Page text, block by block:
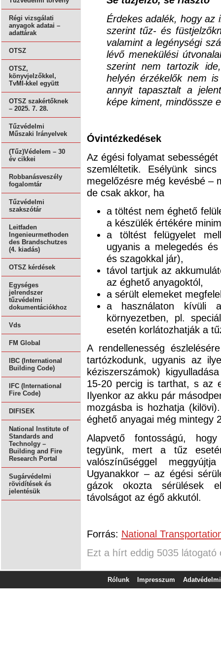
Régi vizsgálati
anyagok adatai –
adattárak
OTSZ
OTSZ,
könyvjelzőkkel,
TvMI-kkel együtt
OTSZ szakértőknek
– 2025. 7. 28.
Tűzvédelmi
Műszaki Irányelvek
(Tűz)Védelem – 30
év cikkei
Robbanásveszély
fogalomtár
Tűzvédelmi
szakszótár
Leitfaden
Ingenieurmethoden
des Brandschutzes
(4. kiadás)
OTSZ kérdések
Egységes
jelrendszer
tűzvédelmi
dokumentációkhoz
Vds
FM Global
IBC (International
Building Code)
IFC (International
Fire Code)
DIFISEK
National Institute of
Standards and
Technolgy –
Building and Fire
Research Portal
Sugárvédelmi
rövidítések és
jelentésük
Érdekes adalék, hogy az
szerint tűz- és
valamint a legénységi
lévő menekülési
szerint nem tartozik
helyén érzékelők nem
annyit tapasztalt a
képe kiment, mindössze
Óvintézkedések
Az égési folyamat
szemléltetik. Esélyünk
megelőzésre még kevésbé –
de csak akkor, ha
a töltést nem éghető
a készülék értékére
a töltést felügyelet
ugyanis a melegedés
és szagokkal jár),
távol tartjuk az
az éghető anyagoktól,
a sérült elemeket
a használaton kívüli
környezetben, pl.
esetén korlátozhatják a
A rendellenesség
tartózkodunk, ugyanis az
kéziszerszámok)
15-20 percig is tarthat, s az
Ilyenkor az akku pár
mozgásba is hozhatja
éghető anyagai még mintegy
Alapvető fontosságú,
tegyünk, mert a tűz
valószínűséggel
Ugyanakkor – az égési
gázok okozta sérülések
távolságot az égő akkutól.
Forrás: National
Ezt a hírt eddig 5035 látogató
Rólunk Impresszum